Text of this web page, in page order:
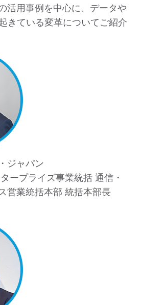
活用事例を中心に、データや
きている変革についてご紹介
ジャパン
ープライズ事業統括 通信・
営業統括本部 統括本部長